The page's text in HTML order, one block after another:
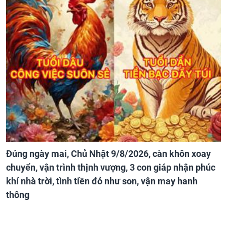
Đúng ngày mai, Chủ Nhật 9/8/2026, càn khôn xoay
chuyển, vận trình thịnh vượng, 3 con giáp nhận phúc
khí nhà trời, tình tiền đỏ như son, vận may hanh
thông